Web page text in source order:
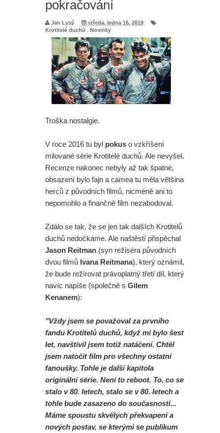
pokračování
Jan Lysý
středa, ledna 16, 2019
Krotitelé duchů
Novinky
Troška nostalgie.
V roce 2016 tu byl pokus o vzkříšení
milované série Krotitelé duchů. Ale nevyšel.
Recenze nakonec nebyly až tak špatné,
obsazení bylo fajn a camea tu měla většina
herců z původních filmů, nicméně ani to
nepomohlo a finančně film nezabodoval.
Zdálo se tak, že se jen tak dalších Krotitelů
duchů nedočkáme. Ale naštěstí přispěchal
Jason Reitman (syn režiséra původních
dvou filmů Ivana Reitmana), který oznámil,
že bude režírovat právoplatný třetí díl, který
navíc napíše (společně s Gilem
Kenanem):
"Vždy jsem se považoval za prvního
fandu Krotitelů duchů, když mi bylo šest
let, navštívil jsem totiž natáčení. Chtěl
jsem natočit film pro všechny ostatní
fanoušky. Tohle je další kapitola
originální série. Není to reboot. To, co se
stalo v 80. letech, stalo se v 80. letech a
tohle bude zasazeno do současnosti...
Máme spoustu skvělých překvapení a
nových postav, se kterými se publikum